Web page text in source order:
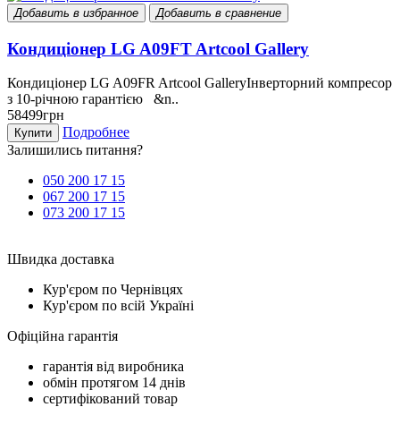
Добавить в избранное Добавить в сравнение
Кондиціонер LG A09FT Artcool Gallery
Кондиціонер LG A09FR Artcool GalleryІнверторний компресор
з 10-річною гарантією &n..
58499грн
Купити
Подробнее
Залишились питання?
050 200 17 15
067 200 17 15
073 200 17 15
Швидка доставка
Кур'єром по Чернівцях
Кур'єром по всій Україні
Офіційна гарантія
гарантія від виробника
обмін протягом 14 днів
сертифікований товар